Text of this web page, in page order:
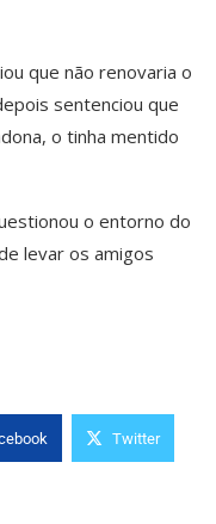
que não renovaria o
sentenciou que
o tinha mentido
o entorno do
levar os amigos
Twitter